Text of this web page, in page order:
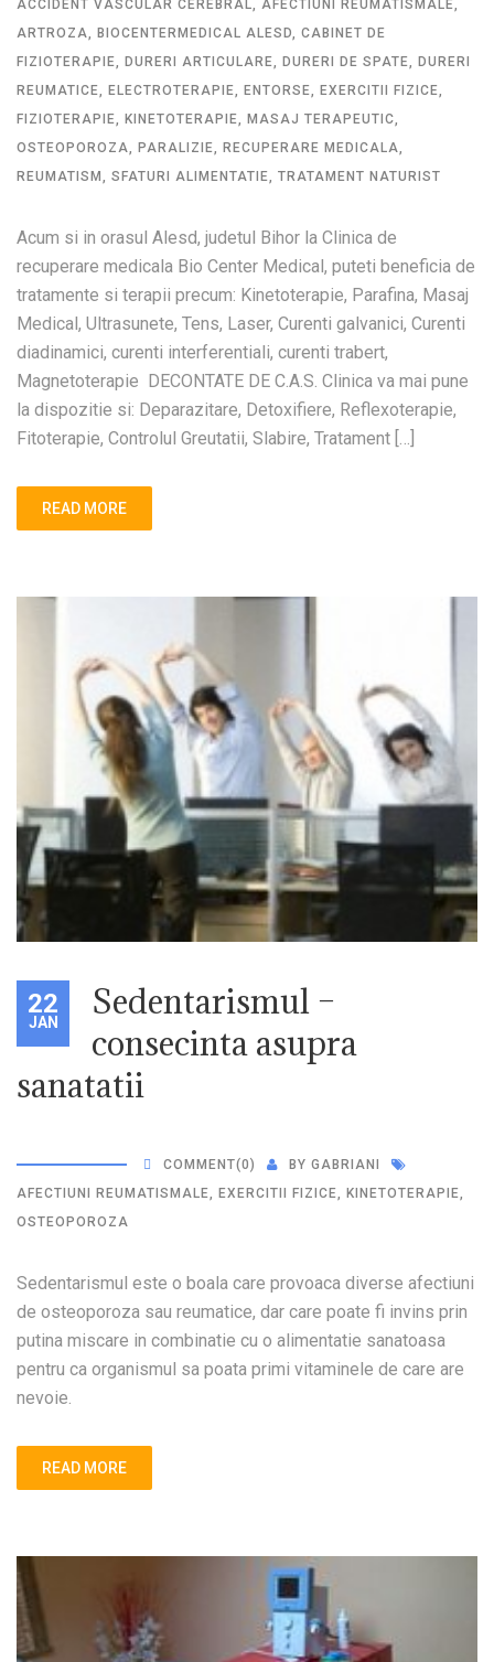
ACCIDENT VASCULAR CEREBRAL
AFECTIUNI REUMATISMALE
ARTROZA
BIOCENTERMEDICAL ALESD
CABINET DE
FIZIOTERAPIE
DURERI ARTICULARE DURERI DE SPATE
DURERI
REUMATICE
ELECTROTERAPIE ENTORSE EXERCITII FIZICE
FIZIOTERAPIE
KINETOTERAPIE MASAJ TERAPEUTIC
OSTEOPOROZA
PARALIZIE RECUPERARE MEDICALA
REUMATISM
SFATURI ALIMENTATIE TRATAMENT NATURIST
Acum si in orasul Alesd, judetul Bihor la Clinica de
recuperare medicala Bio Center Medical, puteti beneficia de
tratamente si terapii precum: Kinetoterapie, Parafina, Masaj
Medical, Ultrasunete, Tens, Laser, Curenti galvanici, Curenti
diadinamici, curenti interferentiali, curenti trabert,
Magnetoterapie DECONTATE DE C.A.S. Clinica va mai pune
la dispozitie si: Deparazitare, Detoxifiere, Reflexoterapie,
Fitoterapie, Controlul Greutatii, Slabire, Tratament […]
READ MORE
22
JAN
Sedentarismul –
consecinta asupra
sanatatii
COMMENT(0) BY GABRIANI
AFECTIUNI REUMATISMALE, EXERCITII FIZICE, KINETOTERAPIE,
OSTEOPOROZA
Sedentarismul este o boala care provoaca diverse afectiuni
de osteoporoza sau reumatice, dar care poate fi invins prin
putina miscare in combinatie cu o alimentatie sanatoasa
pentru ca organismul sa poata primi vitaminele de care are
nevoie.
READ MORE